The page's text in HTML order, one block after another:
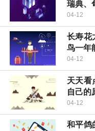
瑞典、
04-12
长寿花
鸟一年
04-12
天天看
自己的
04-12
和平鸽